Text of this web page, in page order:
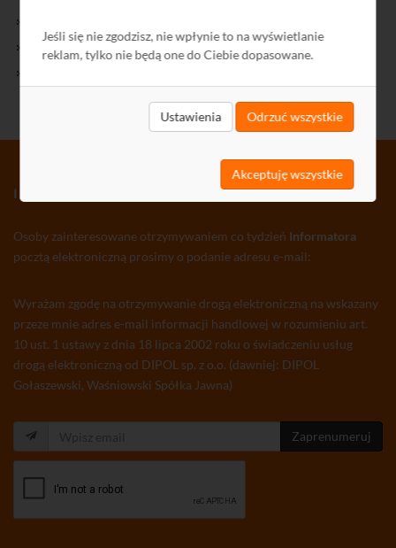
Jeśli się nie zgodzisz, nie wpłynie to na wyświetlanie
reklam, tylko nie będą one do Ciebie dopasowane.
Ustawienia Odrzuć wszystkie
Akceptuję wszystkie
Polityka Prywatności
INFORMATOR TV-SAT CCTV WLAN
Osoby zainteresowane otrzymywaniem co tydzień Informatora
pocztą elektroniczną prosimy o podanie adresu e-mail:
Wyrażam zgodę na otrzymywanie drogą elektroniczną na wskazany
przeze mnie adres e-mail informacji handlowej w rozumieniu art.
10 ust. 1 ustawy z dnia 18 lipca 2002 roku o świadczeniu usług
drogą elektroniczną od DIPOL sp. z o.o. (dawniej: DIPOL
Gołaszewski, Waśniowski Spółka Jawna)
Zaprenumeruj